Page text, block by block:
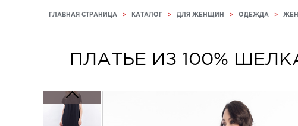
ГЛАВНАЯ СТРАНИЦА > КАТАЛОГ > ДЛЯ ЖЕНЩИН > ОДЕЖДА >
ПЛАТЬЕ ИЗ 100%